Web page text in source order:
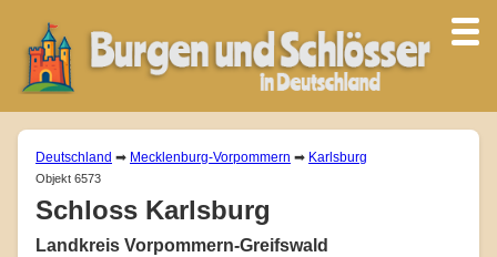
Deutschland ➡ Mecklenburg-Vorpommern ➡ Karlsburg
Objekt 6573
Schloss Karlsburg
Landkreis Vorpommern-Greifswald